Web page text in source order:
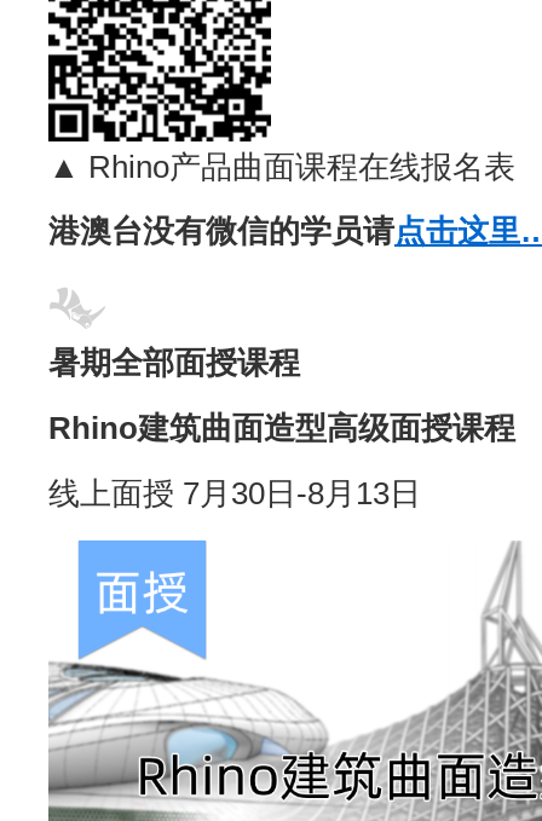
▲ Rhino产品曲面课程在线报名表
港澳台没有微信的学员请点击这里
暑期全部面授课程
Rhino建筑曲面造型高级面授课程
线上面授 7月30日-8月13日